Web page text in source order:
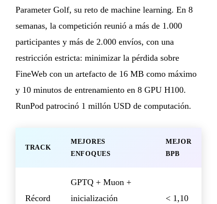
Parameter Golf, su reto de machine learning. En 8
semanas, la competición reunió a más de 1.000
participantes y más de 2.000 envíos, con una
restricción estricta: minimizar la pérdida sobre
FineWeb con un artefacto de 16 MB como máximo
y 10 minutos de entrenamiento en 8 GPU H100.
RunPod patrocinó 1 millón USD de computación.
TRACK
MEJORES
ENFOQUES
MEJOR
BPB
Récord
GPTQ + Muon +
inicialización
< 1,10